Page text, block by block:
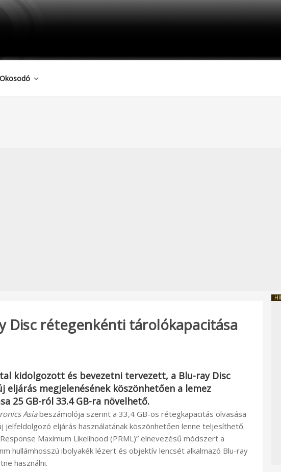
Okosodó
Disc rétegenkénti tárolókapacitása
kidolgozott és bevezetni tervezett, a Blu-ray Disc
eljárás megjelenésének köszönhetően a lemez
25 GB-ról 33.4 GB-ra növelhető.
Asiabeszámolója szerint a 33,4 GB-os rétegkapacitás olvasása
jelfeldolgozó eljárás használatának köszönhetően lenne teljesíthető.
Maximum Likelihood (PRML)” elnevezésű módszert a
hullámhosszú ibolyakék lézert és objektív lencsét alkalmazó Blu-ray
használni.